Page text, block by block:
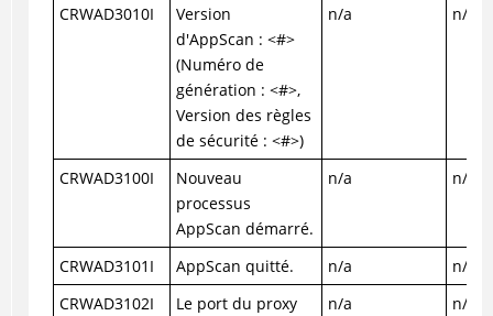
CRWAD3010I
Version
d'AppScan : <#>
(Numéro de
génération : <#>,
Version des règles
de sécurité : <#>)
n/a n/a
CRWAD3100I
Nouveau
processus
AppScan démarré.
n/a n/a
CRWAD3101I AppScan quitté. n/a
n/a
CRWAD3102I
Le port du proxy
n/a n/a